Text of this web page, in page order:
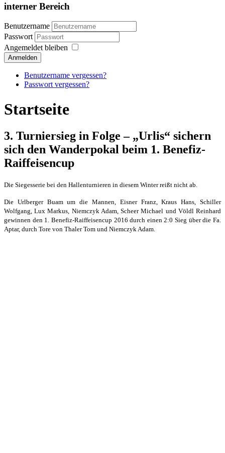
interner Bereich
Benutzername
Passwort
Angemeldet bleiben
Anmelden
Benutzername vergessen?
Passwort vergessen?
Startseite
3. Turniersieg in Folge – „Urlis“ sichern
sich den Wanderpokal beim 1. Benefiz-
Raiffeisencup
Die Siegesserie bei den Hallenturnieren in diesem Winter reißt nicht ab.
Die Urlberger Buam um die Mannen, Eisner Franz, Kraus Hans, Schiller
Wolfgang, Lux Markus, Niemczyk Adam, Scheer Michael und Völdl Reinhard
gewinnen den 1. Benefiz-Raiffeisencup 2016 durch einen 2:0 Sieg über die Fa.
Aptar, durch Tore von Thaler Tom und Niemczyk Adam.